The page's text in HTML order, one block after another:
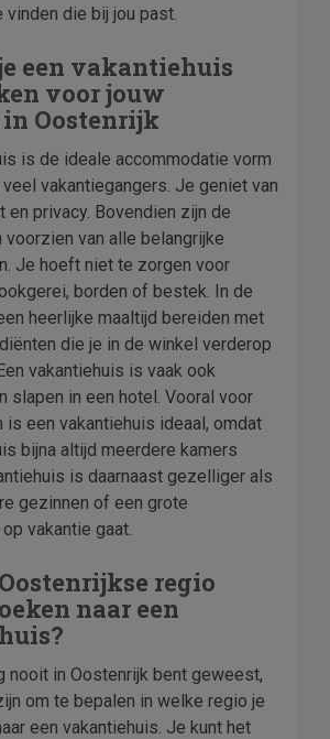
vinden die bij jou past.
een vakantiehuis
voor jouw
Oostenrijk
is de ideale accommodatie vorm
vakantiegangers. Je geniet van
en privacy. Bovendien zijn de
voorzien van alle belangrijke
Je hoeft niet te zorgen voor
borden of bestek. In de
heerlijke maaltijd bereiden met
die je in de winkel verderop
vakantiehuis is vaak ook
slapen in een hotel. Vooral voor
is een vakantiehuis ideaal, omdat
bijna altijd meerdere kamers
is daarnaast gezelliger als
gezinnen of een grote
vakantie gaat.
regio
naar een
nooit in Oostenrijk bent geweest,
om te bepalen in welke regio je
een vakantiehuis. Je kunt het